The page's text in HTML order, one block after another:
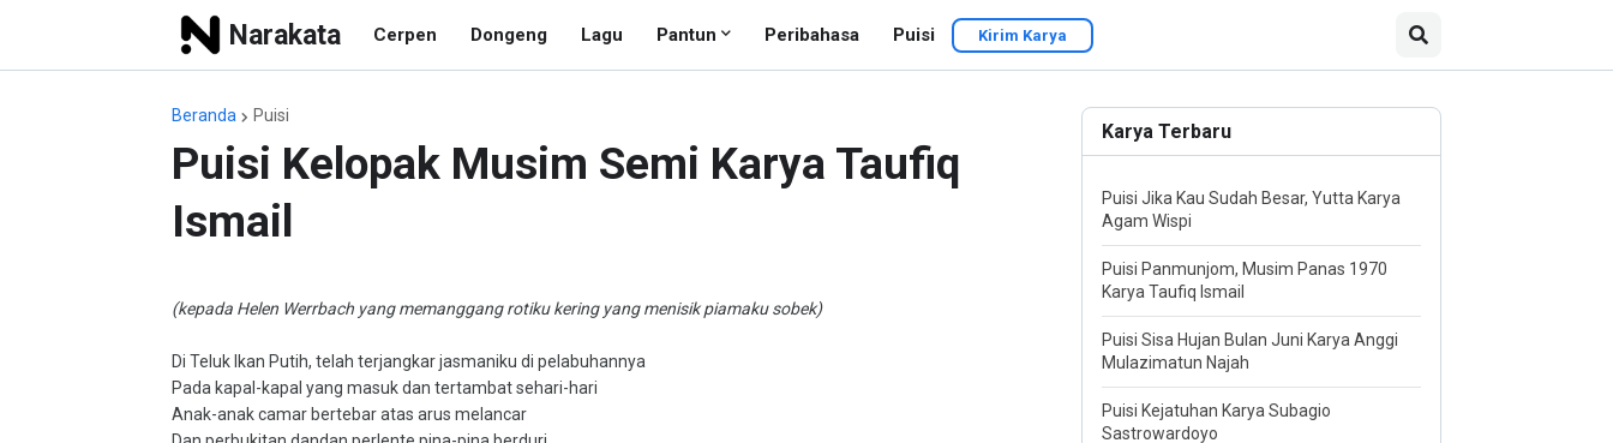
Narakata Cerpen Dongeng Lagu Pantun Peribahasa Puisi Kirim Karya
Beranda Puisi
Puisi Kelopak Musim Semi Karya Taufiq
Ismail
(kepada Helen Werrbach yang memanggang rotiku kering yang menisik piamaku sobek)
Di Teluk Ikan Putih, telah terjangkar jasmaniku di pelabuhannya
Pada kapal-kapal yang masuk dan tertambat sehari-hari
Anak-anak camar bertebar atas arus melancar
Karya Terbaru
Puisi Jika Kau Sudah Besar, Yutta Karya
Agam Wispi
Puisi Panmunjom, Musim Panas 1970
Karya Taufiq Ismail
Puisi Sisa Hujan Bulan Juni Karya Anggi
Mulazimatun Najah
Puisi Kejatuhan Karya Subagio
Sastrowardoyo